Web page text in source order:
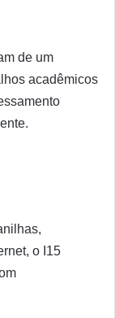
de um
acadêmicos
o I15